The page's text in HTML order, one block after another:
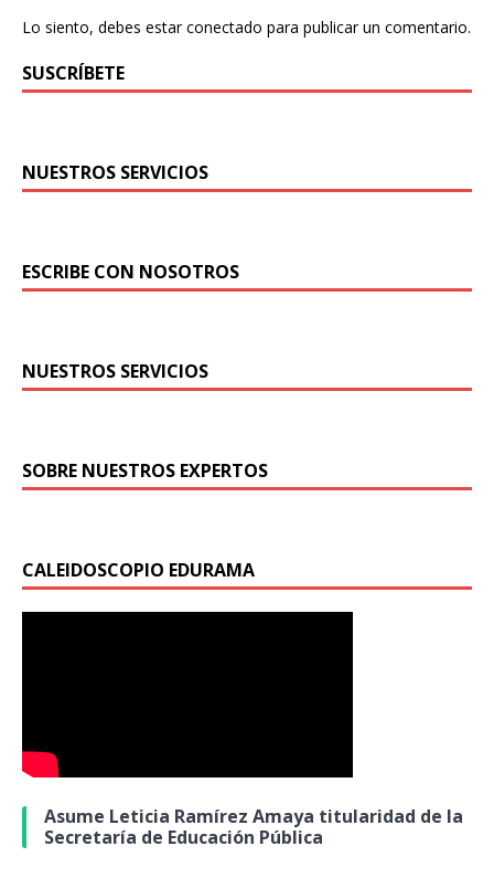
Lo siento, debes estarconectado para publicar un comentario.
SUSCRÍBETE
NUESTROS SERVICIOS
ESCRIBE CON NOSOTROS
NUESTROS SERVICIOS
SOBRE NUESTROS EXPERTOS
CALEIDOSCOPIO EDURAMA
Asume Leticia Ramírez Amaya titularidad de la
Secretaría de Educación Pública